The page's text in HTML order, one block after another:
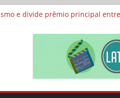
adaptação
e divide prêmio principal entre
Cinema
de escolas públicas